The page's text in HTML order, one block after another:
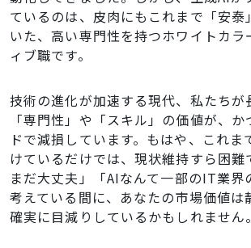
ているのは、皮肉にもこれまで「安泰
いた、高い専門性を持つホワイトカラ
ィブ職です。
技術の進化が加速する現代、私たちが
「専門性」や「スキル」の価値が、
ドで減損しています。もはや、これま
けているだけでは、現状維持すら困難
まだ大丈夫」「AIなんて一部のIT業
考えている間に、あなたの市場価値は
確実に目減りしているかもしれません。